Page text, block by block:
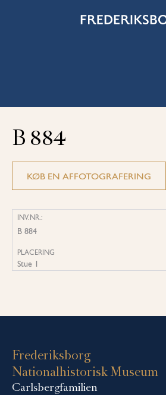
B 884
KØB EN AFFOTOGRAFERING
INV.NR.:
B 884
PLACERING
Stue 1
Frederiksborg
Nationalhistorisk Museum
Carlsbergfamilien